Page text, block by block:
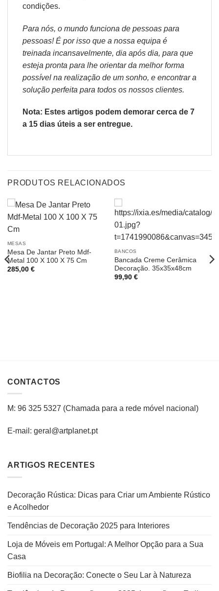
condições.
Para nós, o mundo funciona de pessoas para
pessoas! É por isso que a nossa equipa é
treinada incansavelmente, dia após dia, para que
esteja pronta para lhe orientar da melhor forma
possível na realização de um sonho, e encontrar a
solução perfeita para todos os nossos clientes.
Nota: Estes artigos podem demorar cerca de 7
a 15 dias úteis a ser entregue.
PRODUTOS RELACIONADOS
MESAS
Mesa De Jantar Preto Mdf-
Metal 100 X 100 X 75 Cm
285,00 €
BANCOS
Bancada Creme Cerâmica
Decoração. 35x35x48cm
99,90 €
CONTACTOS
M: 96 325 5327 (Chamada para a rede móvel nacional )
E-mail: geral@artplanet.pt
ARTIGOS RECENTES
Decoração Rústica: Dicas para Criar um Ambiente Rústico
e Acolhedor
Tendências de Decoração 2025 para Interiores
Loja de Móveis em Portugal: A Melhor Opção para a Sua
Casa
Biofilia na Decoração: Conecte o Seu Lar à Natureza